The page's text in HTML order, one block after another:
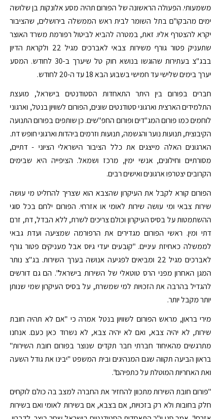
משמעותי. הפעולה הראשונה של הפורום תהיה מסע אלונקות בן שלושה
ימים מהבקו"ם בתל השומר לבית ראש הממשלה בירושלים, שהציבור
יקרא להצטרף אליו. זאת, במטרה להביא לביטול רפורמת משרד האוצר
שתעניק פטור גורף משירות צבאי לאברכים מגיל 22 ולקראת הדיון
בבג"צ בעתירות שהוגשו בנושא חוק טל שיערך ב-30 לחודש. המסע
יערך בימים שלישי עד חמישי בשבוע הבא 18 עד ה-20 לחודש.
חברים בפורום בין היתר התאחדות הסטודנטים בישראל, מועצת
התלמידים הארצית וארגוני סטודנטים שונים, הפורום לשוויון בנטל, וארגוני
לוחמים כמו פורום המג"דים ופורום החפ"שים. כן שותפים בפורום התנועה
הקיבוצית, תנועות נוער והגשמה, תנועות וזרמים ביהדות וארגוני חופש דת.
הארגונים האלה מייצגים את כלל הציבור הישראלי הציוני - דתיים,
מסורתיים וחילונים, אנשי ימין, מרכז ושמאל. הציפייה היא שבימים
הקרובים יצטרפו ארגונים ואישים רבים.
הפורום קורא לקבל את העיקרון שהצבא הוא שצריך להחליט מי עושה
שירות צבאי ומי עושה שירות לאומי או אזרחי. הפורום ילחם בכל סוגי
ההשתמטות על בסיס העיקרון וכולם צריכים לשרת, ללא הבדל, דת, זרם
דתי ומין. ראשי הפורום מגדירים את הרפורמה שמציעה ועדת גבאי
לממשלה כאחיזת עיניים. "קובעים יעדי גיוס אבל מעניקים פטור גורף
לאברכים מגיל 22 ומביאים לפגיעה אנושה בערך השירות. בג"צ נותר
המגן האחרון מפני הרס טוטאלי של השירות בישראל". הם גם דורשים
להגדיל בהרבה את הזכויות למי שמשרת, על בסיס העיקרון שמי שנותן
יותר מקבל יותר.
מירי בראון, מראש הפורום לשוויון בנטל אמרה כי "אם לא תהיה חובת
שירות, לא יהיה צבא, ואם לא יהיה צבא, לא נשרוד כאן כעם. אנחנו
מתרגשים מהאיחוד חברתי חבר תקדים שנוצר בפורום חובת השירות"
בראון הביעה תקווה שגם המנהיגים ובית המשפט "יבינו את גודל השעה
ואת האחריות המוטלת על כתפיהם".
"פורום חובת השירות מתכוון להחזיר את החברה למצב בה כולם לוקחים
חלק בחובות ולא רק בזכויות, אם בצבא, אם בשירות לאומי ואם בשירות